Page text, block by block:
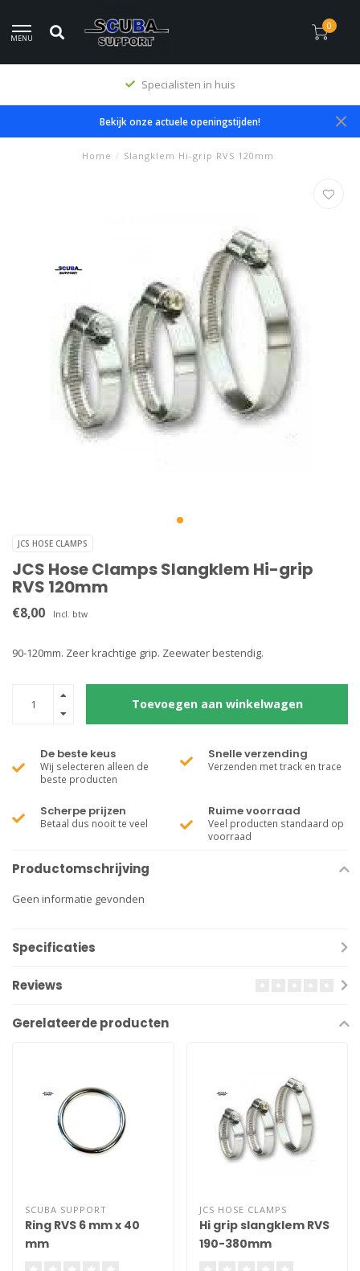
MENU
0
Specialisten in huis
Bekijk onze actuele openingstijden!
Home / Slangklem Hi-grip RVS 120mm
JCS HOSE CLAMPS
JCS Hose Clamps Slangklem Hi-grip
RVS 120mm
€8,00 Incl. btw
90-120mm. Zeer krachtige grip. Zeewater bestendig.
Toevoegen aan winkelwagen
De beste keus
Wij selecteren alleen de
beste producten
Snelle verzending
Verzenden met track en trace
Scherpe prijzen
Betaal dus nooit te veel
Ruime voorraad
Veel producten standaard op
voorraad
Productomschrijving
Geen informatie gevonden
Specificaties
Reviews
Gerelateerde producten
SCUBA SUPPORT
Ring RVS 6 mm x 40
mm
JCS HOSE CLAMPS
Hi grip slangklem RVS
190-380mm